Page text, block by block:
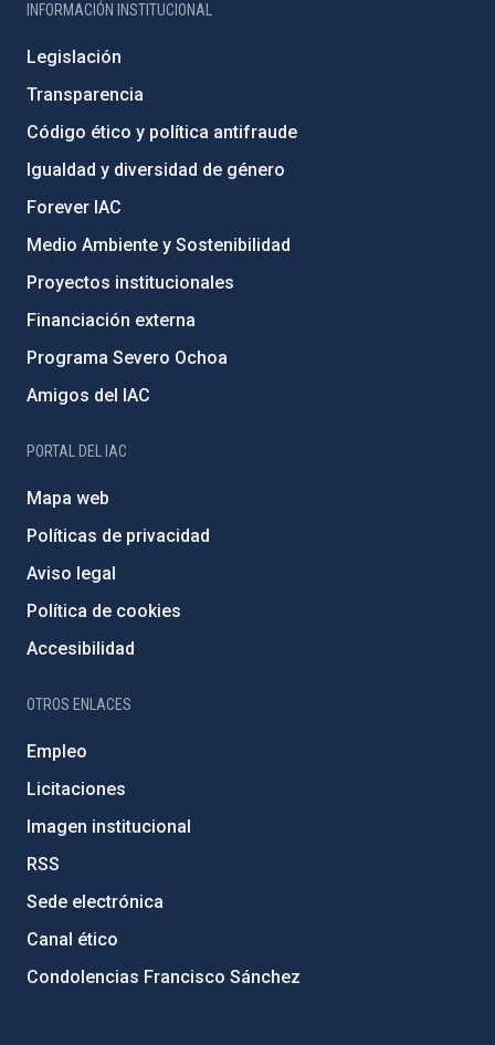
INFORMACIÓN INSTITUCIONAL
Legislación
Transparencia
Código ético y política antifraude
Igualdad y diversidad de género
Forever IAC
Medio Ambiente y Sostenibilidad
Proyectos institucionales
Financiación externa
Programa Severo Ochoa
Amigos del IAC
PORTAL DEL IAC
Mapa web
Políticas de privacidad
Aviso legal
Política de cookies
Accesibilidad
OTROS ENLACES
Empleo
Licitaciones
Imagen institucional
RSS
Sede electrónica
Canal ético
Condolencias Francisco Sánchez